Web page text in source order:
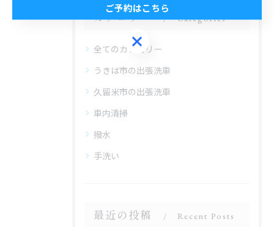
カテゴリー Categories
全てのカテゴリー
うきは市の出張洗車
久留米市の出張洗車
車内清掃
撥水
手洗い
最近の投稿 Recent Posts
ご予約はこちら
ご予約はこちら